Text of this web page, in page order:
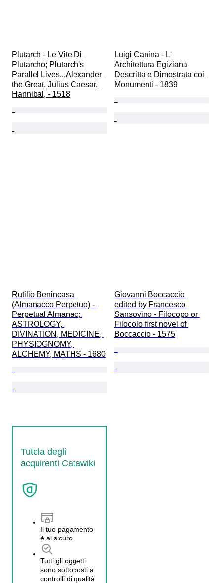
Plutarch - Le Vite Di
Plutarcho; Plutarch's
Parallel Lives...Alexander
the Great, Julius Caesar,
Hannibal, - 1518
Luigi Canina - L'
Architettura Egiziana
Descritta e Dimostrata coi
Monumenti - 1839
Rutilio Benincasa
(Almanacco Perpetuo) -
Perpetual Almanac;
ASTROLOGY,
DIVINATION, MEDICINE,
PHYSIOGNOMY,
ALCHEMY, MATHS - 1680
Giovanni Boccaccio
edited by Francesco
Sansovino - Filocopo or
Filocolo first novel of
Boccaccio - 1575
Tutela degli
acquirenti Catawiki
Il tuo pagamento
è al sicuro
Tutti gli oggetti
sono sottoposti a
controlli di qualità